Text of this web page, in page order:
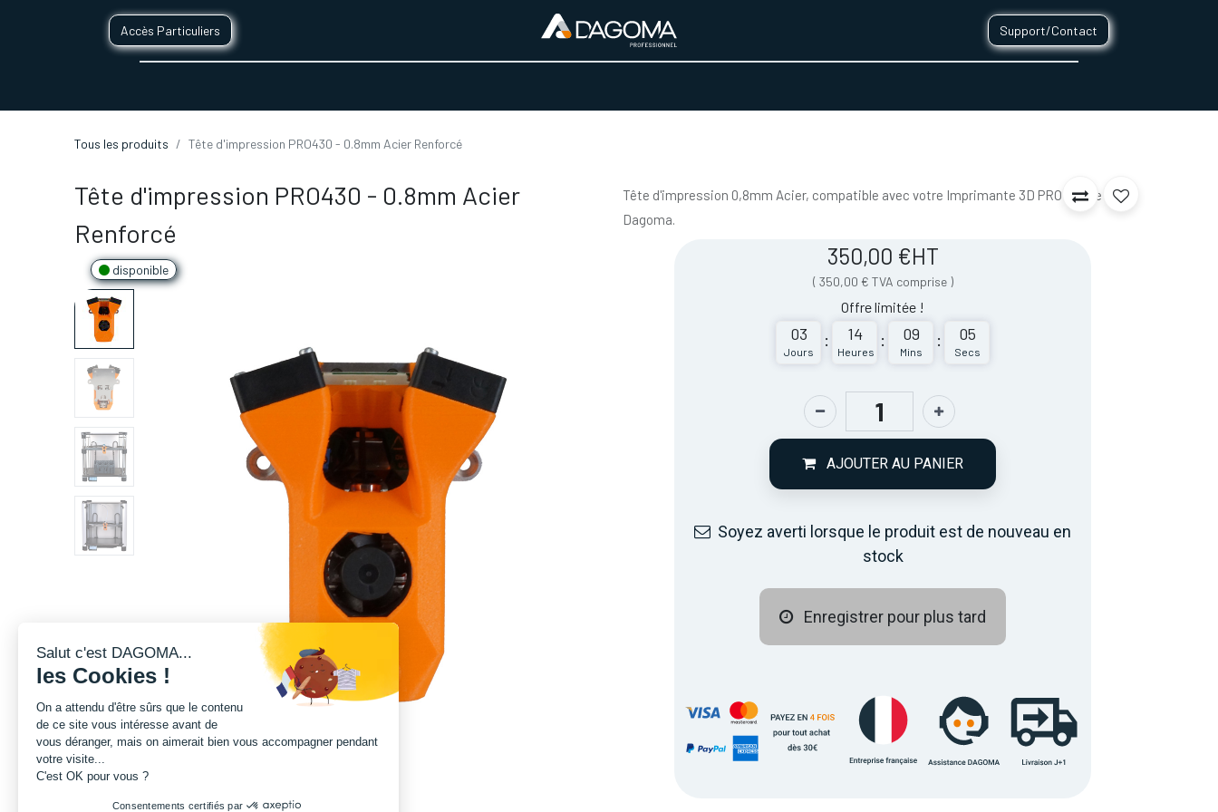
Accès Particuliers Support/Contact
Tous les produits Tête d'impression PRO430 - 0.8mm Acier Renforcé
Tête d'impression PRO430 - 0.8mm Acier
Renforcé
disponible
Tête d'impression 0,8mm Acier, compatible avec votre Imprimante 3D PRO430 de
Dagoma.
350,00 €HT
( 350,00 € TVA comprise )
Offre limitée !
03
Jours
: 14
Heures
: 09
Mins
: 05
Secs
AJOUTER AU PANIER
Soyez averti lorsque le produit est de nouveau en
stock
Enregistrer pour plus tard
Salut c'est DAGOMA...
les Cookies !
On a attendu d'être sûrs que le contenu
de ce site vous intéresse avant de
vous déranger, mais on aimerait bien vous accompagner pendant
votre visite...
C'est OK pour vous ?
Consentements certifiés par